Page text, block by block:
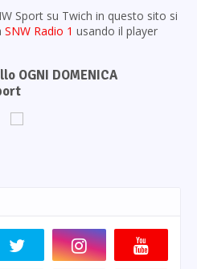
Sport su Twich in questo sito si
SNW Radio 1 usando il player
OGNI DOMENICA